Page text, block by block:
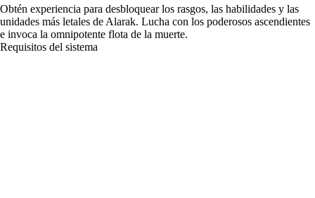
Obtén experiencia para desbloquear los rasgos, las habilidades y las
unidades más letales de Alarak. Lucha con los poderosos ascendientes
e invoca la omnipotente flota de la muerte.
Requisitos del sistema